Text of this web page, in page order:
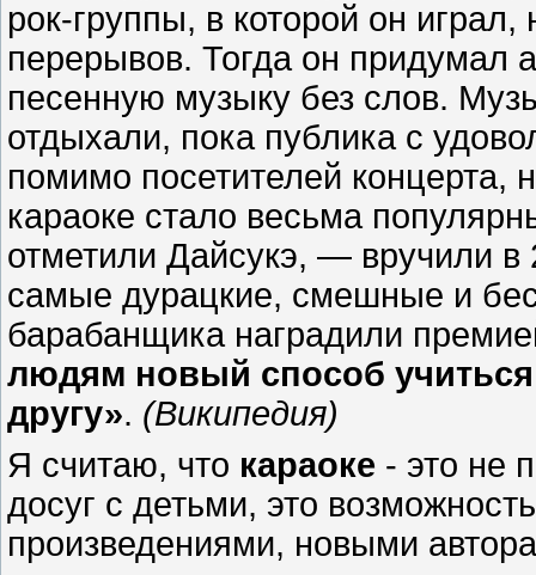
рок-группы, в которой он
перерывов. Тогда он придумал
песенную музыку без слов.
отдыхали, пока публика с
помимо посетителей концерта,
караоке стало весьма
отметили Дайсукэ, — вручили
самые дурацкие, смешные и
барабанщика наградили
людям новый способ
другу». (Википедия)
Я считаю, что караоке - это не
досуг с детьми, это
произведениями, новыми